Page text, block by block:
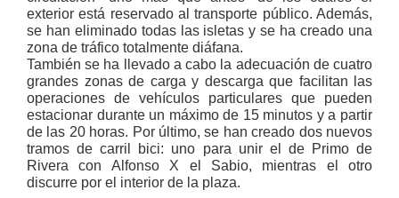
exterior está reservado al transporte público. Además,
se han eliminado todas las isletas y se ha creado una
zona de tráfico totalmente diáfana.
También se ha llevado a cabo la adecuación de cuatro
grandes zonas de carga y descarga que facilitan las
operaciones de vehículos particulares que pueden
estacionar durante un máximo de 15 minutos y a partir
de las 20 horas. Por último, se han creado dos nuevos
tramos de carril bici: uno para unir el de Primo de
Rivera con Alfonso X el Sabio, mientras el otro
discurre por el interior de la plaza.